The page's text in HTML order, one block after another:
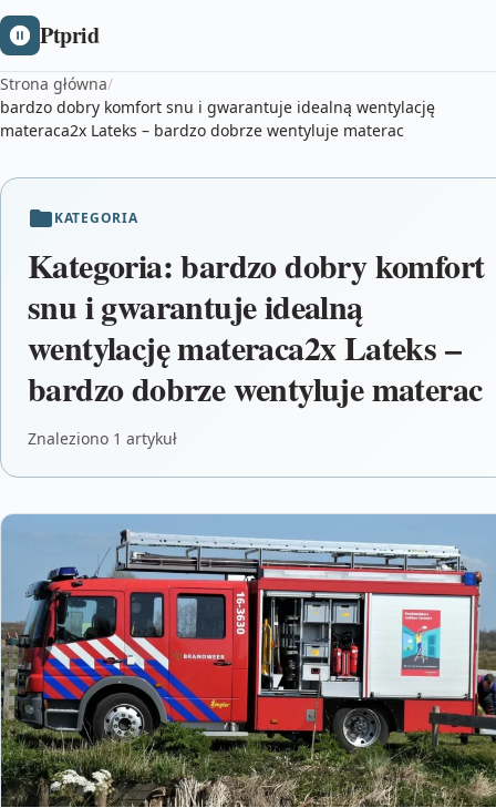
Ptprid
Strona główna/
bardzo dobry komfort snu i gwarantuje idealną wentylację
materaca2x Lateks – bardzo dobrze wentyluje materac
KATEGORIA
Kategoria:bardzo dobry komfort
snu i gwarantuje idealną
wentylację materaca2x Lateks –
bardzo dobrze wentyluje materac
Znaleziono 1 artykuł